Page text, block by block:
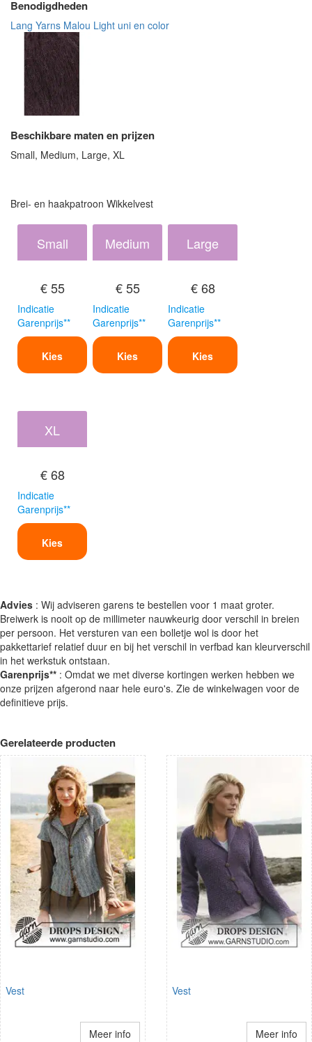
Benodigdheden
Lang Yarns Malou Light uni en color
Beschikbare maten en prijzen
Small, Medium, Large, XL
Brei- en haakpatroon Wikkelvest
Small
€ 55
Indicatie
Garenprijs**
Kies
Medium
€ 55
Indicatie
Garenprijs**
Kies
Large
€ 68
Indicatie
Garenprijs**
Kies
XL
€ 68
Indicatie
Garenprijs**
Kies
Advies : Wij adviseren garens te bestellen voor 1 maat groter.
Breiwerk is nooit op de millimeter nauwkeurig door verschil in breien
per persoon. Het versturen van een bolletje wol is door het
pakkettarief relatief duur en bij het verschil in verfbad kan kleurverschil
in het werkstuk ontstaan.
Garenprijs** : Omdat we met diverse kortingen werken hebben we
onze prijzen afgerond naar hele euro's. Zie de winkelwagen voor de
definitieve prijs.
Gerelateerde producten
Vest
Meer info
Vest
Meer info